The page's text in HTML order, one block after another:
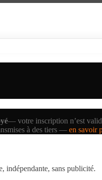
— votre inscription n’est
à des tiers — en savoir
sans publicité.